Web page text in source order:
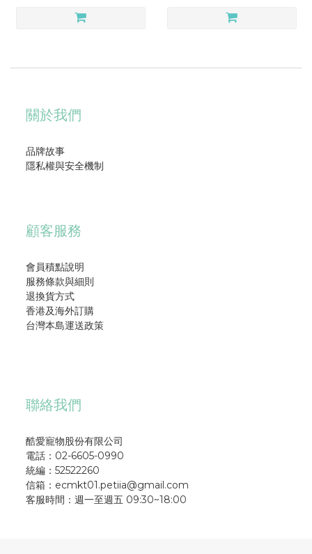
關於我們
品牌故事
隱私權與安全機制
顧客服務
會員積點說明
服務條款與細則
退換貨方式
香港及海外訂購
台灣本島運送政策
聯絡我們
酷愛寵物股份有限公司
電話：02-6605-0990
統編：52522260
信箱：ecmkt01.petiia@gmail.com
客服時間：週一至週五 09:30~18:00